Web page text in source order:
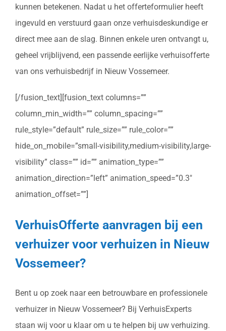
kunnen betekenen. Nadat u het offerteformulier heeft
ingevuld en verstuurd gaan onze verhuisdeskundige er
direct mee aan de slag. Binnen enkele uren ontvangt u,
geheel vrijblijvend, een passende eerlijke verhuisofferte
van ons verhuisbedrijf in Nieuw Vossemeer.
[/fusion_text][fusion_text columns=””
column_min_width=”” column_spacing=””
rule_style=”default” rule_size=”” rule_color=””
hide_on_mobile=”small-visibility,medium-visibility,large-
visibility” class=”” id=”” animation_type=””
animation_direction=”left” animation_speed=”0.3″
animation_offset=””]
VerhuisOfferte aanvragen bij een
verhuizer voor verhuizen in Nieuw
Vossemeer?
Bent u op zoek naar een betrouwbare en professionele
verhuizer in Nieuw Vossemeer? Bij VerhuisExperts
staan wij voor u klaar om u te helpen bij uw verhuizing.